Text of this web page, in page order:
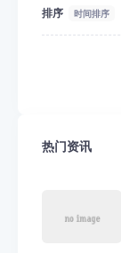
排序 时间排序
热门资讯